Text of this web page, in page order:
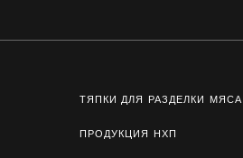
ТЯПКИ ДЛЯ РАЗДЕЛКИ МЯСА
ПРОДУКЦИЯ НХП